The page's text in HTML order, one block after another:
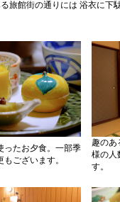
旅館街の通りには 浴衣に下
ったお夕食。一部季
ございます。
趣のあ
様の人
す。